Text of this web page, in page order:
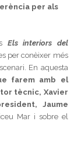
per als
Els interiors del
per conèixer més
En aquesta
farem amb el
tècnic, Xavier
Jaume
Mar i sobre el